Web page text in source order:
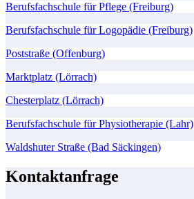
Berufsfachschule für Pflege (Freiburg)
Berufsfachschule für Logopädie (Freiburg)
Poststraße (Offenburg)
Marktplatz (Lörrach)
Chesterplatz (Lörrach)
Berufsfachschule für Physiotherapie (Lahr)
Waldshuter Straße (Bad Säckingen)
Kontaktanfrage